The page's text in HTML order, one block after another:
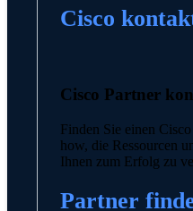
Cisco
Cisco Partner
Finden Sie einen
how, die Ressourcen
Ihnen zum Erfolg zu
Partner